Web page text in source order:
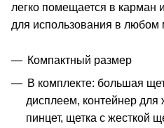
легко помещается в карман
для использования в любом
Компактный размер
В комплекте: большая
дисплеем, контейнер для
пинцет, щетка с жесткой